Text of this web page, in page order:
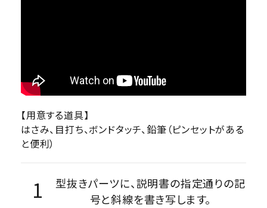
【用意する道具】
はさみ、目打ち、ボンドタッチ、鉛筆（ピンセットがある
と便利）
型抜きパーツに、説明書の指定通りの記
号と斜線を書き写します。